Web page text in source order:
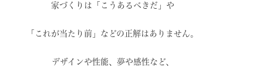
家づくりは「こうあるべきだ」や
「これが当たり前」などの正解はありません。
デザインや性能、夢や感性など、